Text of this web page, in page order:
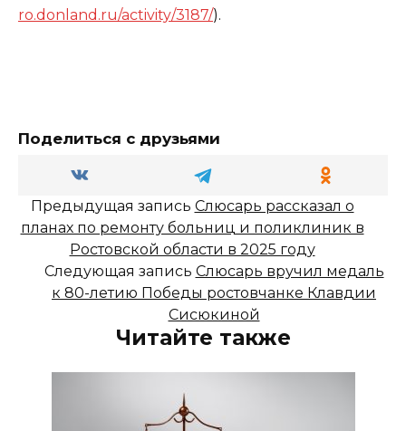
ro.donland.ru/activity/3187/).
Поделиться с друзьями
Предыдущая запись Слюсарь рассказал о
планах по ремонту больниц и поликлиник в
Ростовской области в 2025 году
Следующая запись Слюсарь вручил медаль
к 80-летию Победы ростовчанке Клавдии
Сисюкиной
Читайте также